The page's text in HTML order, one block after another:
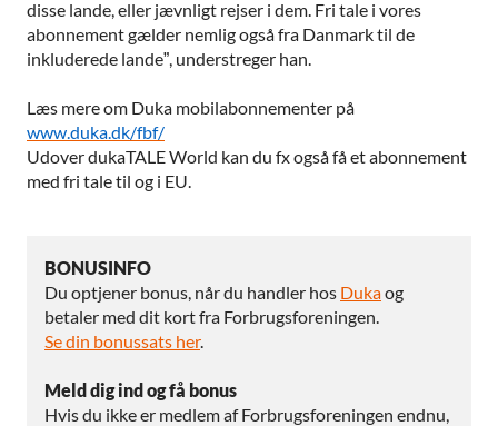
disse lande, eller jævnligt rejser i dem. Fri tale i vores
abonnement gælder nemlig også fra Danmark til de
inkluderede lande”, understreger han.
Læs mere om Duka mobilabonnementer på
www.duka.dk/fbf/
Udover dukaTALE World kan du fx også få et abonnement
med fri tale til og i EU.
BONUSINFO
Du optjener bonus, når du handler hos Dukaog
betaler med dit kort fra Forbrugsforeningen.
Se din bonussats her.
Meld dig ind og få bonus
Hvis du ikke er medlem af Forbrugsforeningen endnu,